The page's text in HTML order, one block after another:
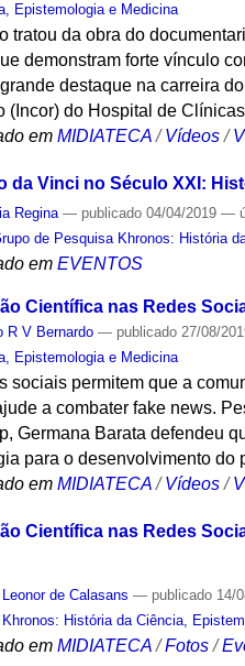
Epistemologia e Medicina
tratou da obra do
demonstram forte vínculo
destaque na carreira
(Incor) do Hospital de
em MIDIATECA /Vídeos /
da Vinci no Século XXI:
Regina — publicado 04/04/2019—
de Pesquisa Khronos: História
em EVENTOS
Científica nas Redes
R V Bernardo — publicado 27/08/
Epistemologia e Medicina
sociais permitem que a
a combater fake news.
Germana Barata defendeu
para o desenvolvimento do
em MIDIATECA /Vídeos /
Científica nas Redes
de Calasans — publicado 14/
História da Ciência,
em MIDIATECA /Fotos /